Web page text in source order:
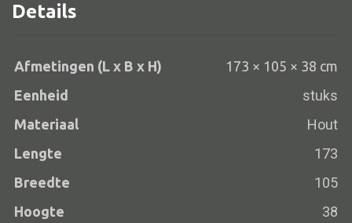
Chaise longues
Poef
Details
Afmetingen (L x B x H)
173 × 105 × 38 cm
Eenheid
stuks
Materiaal Hout
Lengte 173
Breedte 105
Hoogte 38